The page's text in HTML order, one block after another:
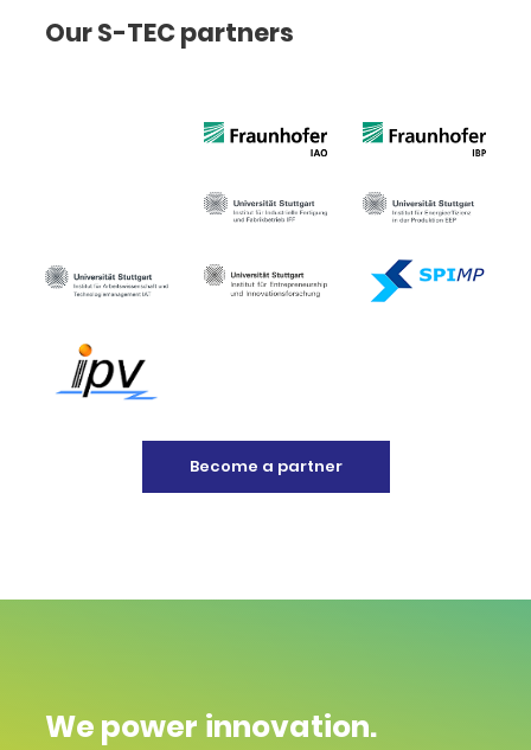
Our S-TEC partners
Become a partner
We power innovation.